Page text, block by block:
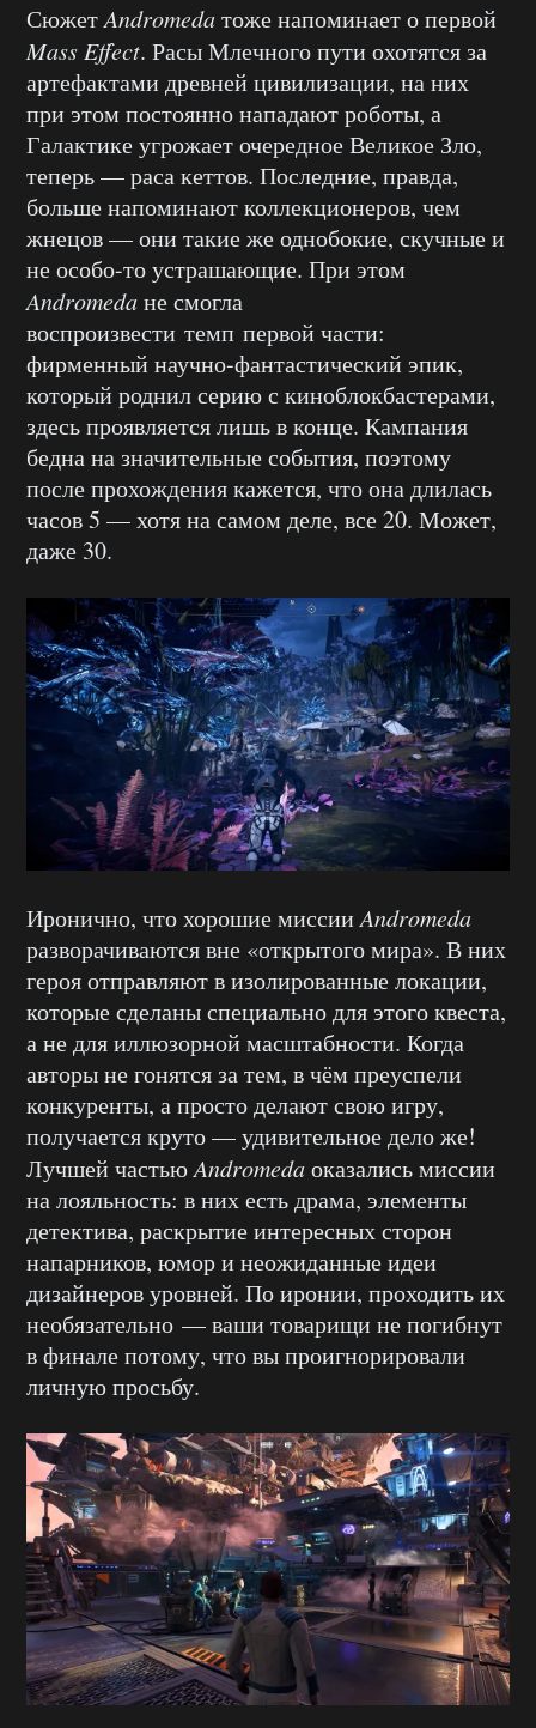
СюжетAndromedaтоже напоминает о первой
Mass Effect. Расы Млечного пути охотятся за
артефактами древней цивилизации, на них
при этом постоянно нападают роботы, а
Галактике угрожает очередное Великое Зло,
теперь — раса кеттов. Последние, правда,
больше напоминают коллекционеров, чем
жнецов — они такие же однобокие, скучные и
не особо-то устрашающие. При этом
Andromedaне смогла
воспроизвести темп первой части:
фирменный научно-фантастический эпик,
который роднил серию с киноблокбастерами,
здесь проявляется лишь в конце. Кампания
бедна на значительные события, поэтому
после прохождения кажется, что она длилась
часов 5 — хотя на самом деле, все 20. Может,
даже 30.
Иронично, что хорошие миссииAndromeda
разворачиваются вне «открытого мира». В них
героя отправляют в изолированные локации,
которые сделаны специально для этого квеста,
а не для иллюзорной масштабности. Когда
авторы не гонятся за тем, в чём преуспели
конкуренты, а просто делают свою игру,
получается круто — удивительное дело же!
Лучшей частьюAndromedaоказались миссии
на лояльность: в них есть драма, элементы
детектива, раскрытие интересных сторон
напарников, юмор и неожиданные идеи
дизайнеров уровней. По иронии, проходить их
необязательно — ваши товарищи не погибнут
в финале потому, что вы проигнорировали
личную просьбу.